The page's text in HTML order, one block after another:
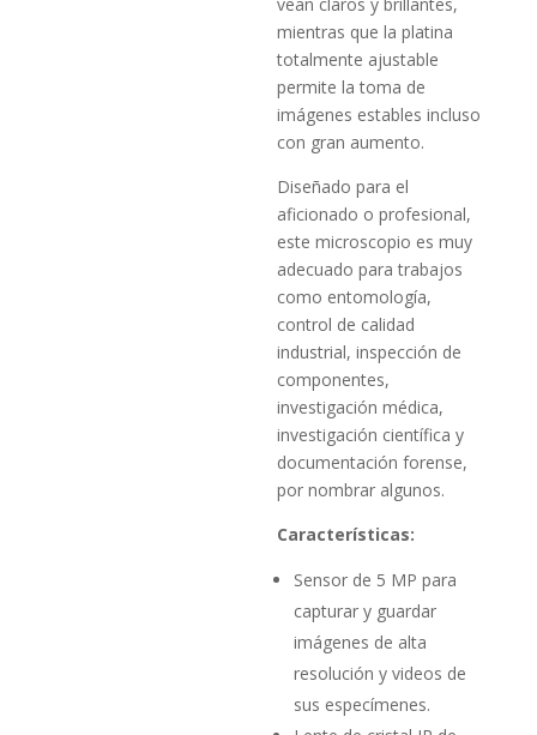
vean claros y brillantes,
mientras que la platina
totalmente ajustable
permite la toma de
imágenes estables incluso
con gran aumento.
Diseñado para el
aficionado o profesional,
este microscopio es muy
adecuado para trabajos
como entomología,
control de calidad
industrial, inspección de
componentes,
investigación médica,
investigación científica y
documentación forense,
por nombrar algunos.
Características:
Sensor de 5 MP para
capturar y guardar
imágenes de alta
resolución y videos de
sus especímenes.